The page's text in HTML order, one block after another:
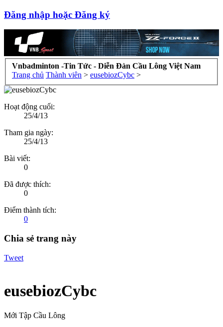
Đăng nhập hoặc Đăng ký
Vnbadminton -Tin Tức - Diễn Đàn Cầu Lông Việt Nam
Trang chủ Thành viên > eusebiozCybc >
Hoạt động cuối:
25/4/13
Tham gia ngày:
25/4/13
Bài viết:
0
Đã được thích:
0
Điểm thành tích:
0
Chia sẻ trang này
Tweet
eusebiozCybc
Mới Tập Cầu Lông